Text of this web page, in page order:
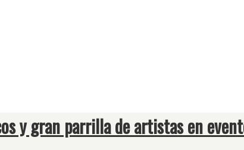
y gran parrilla de artistas en